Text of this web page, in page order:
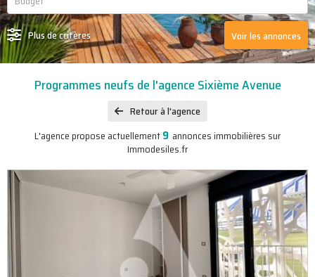
Plus de critères Voir les annonces
Programmes neufs de l'agence Sixième Avenue
Retour à l'agence
L'agence propose actuellement9 annonces immobilières sur
Immodesiles.fr